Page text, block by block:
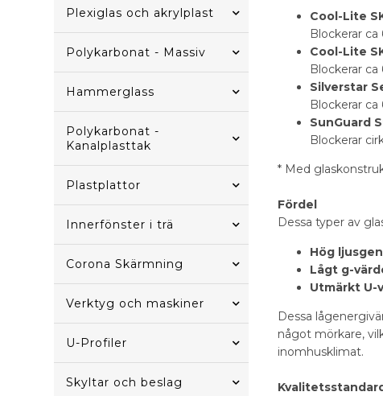
Plexiglas och akrylplast
Polykarbonat - Massiv
Hammerglass
Polykarbonat -
Kanalplasttak
Plastplattor
Innerfönster i trä
Corona Skärmning
Verktyg och maskiner
U-Profiler
Skyltar och beslag
Cool-Lite
Blockerar ca
Cool-Lite
Blockerar ca
Silverstar
Blockerar ca
SunGuard
Blockerar
* Med
Fördel
Dessa typer av
Hög
Lågt g-
Utmärkt U-
Dessa
något mörkare,
inomhusklimat.